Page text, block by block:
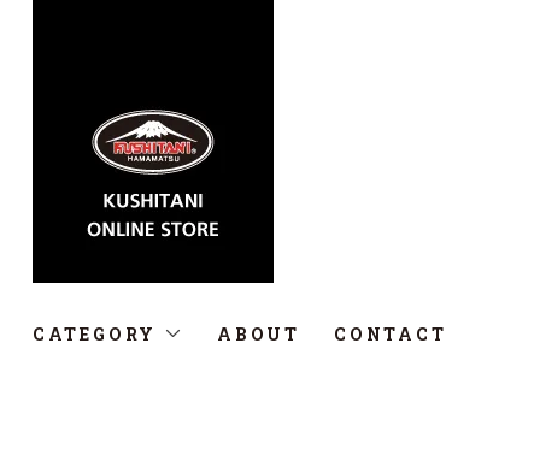
CATEGORY ABOUT CONTACT